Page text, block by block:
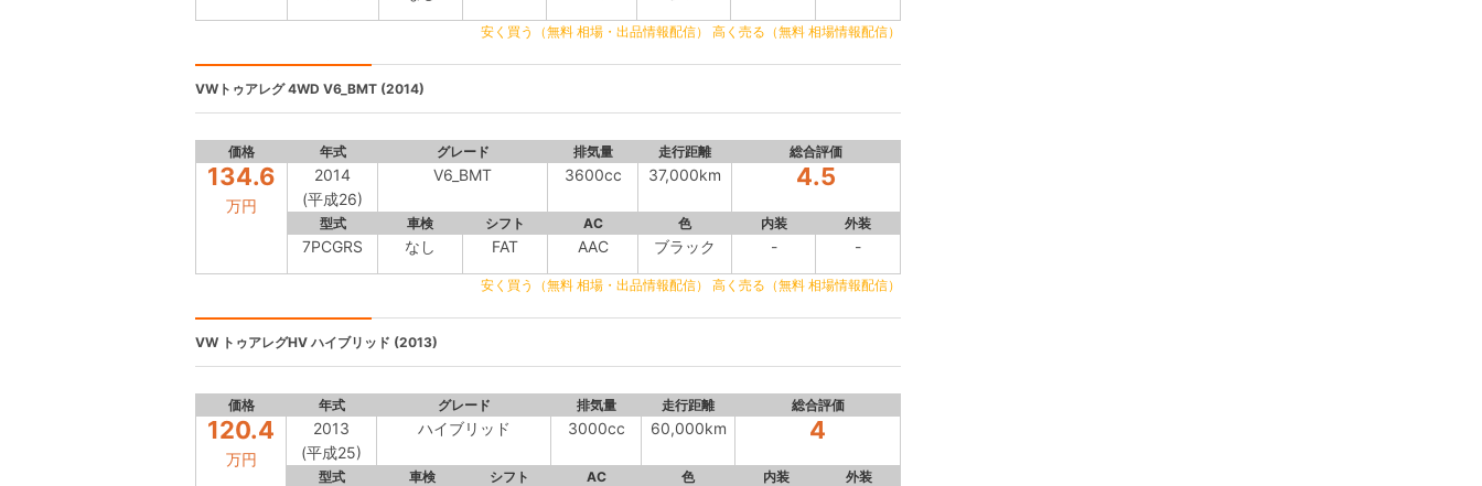
安く買う（無料 相場・出品情報配信） 高く売る（無料 相場情報配信）
VWトゥアレグ 4WD V6_BMT (2014)
価格 年式 グレード 排気量 走行距離 総合評価
134.6
万円
2014
(平成26)
V6_BMT 3600cc 37,000km 4.5
型式 車検 シフト AC 色 内装 外装
7PCGRS なし FAT AAC ブラック - -
安く買う（無料 相場・出品情報配信） 高く売る（無料 相場情報配信）
VW トゥアレグHV ハイブリッド (2013)
価格 年式 グレード 排気量 走行距離 総合評価
120.4
万円
2013
(平成25)
ハイブリッド 3000cc 60,000km 4
型式 車検 シフト AC 色 内装 外装